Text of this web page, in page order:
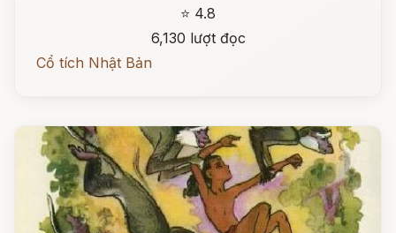
⭐ 4.8
6,130 lượt đọc
Cổ tích Nhật Bản